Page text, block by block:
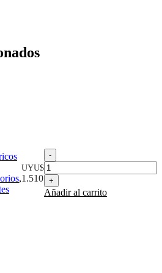
,
UYU$
1.510
Walkie
Talkie
Handys
Baofeng
Kit
Añadir al carrito